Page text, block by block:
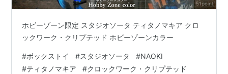
ホビーゾーン限定 スタジオソータ ティタノマキア クロ
ックワーク・クリプテッド ホビーゾーンカラー
#ボックストイ #スタジオソータ #NAOKI
#ティタノマキア #クロックワーク・クリプテッド